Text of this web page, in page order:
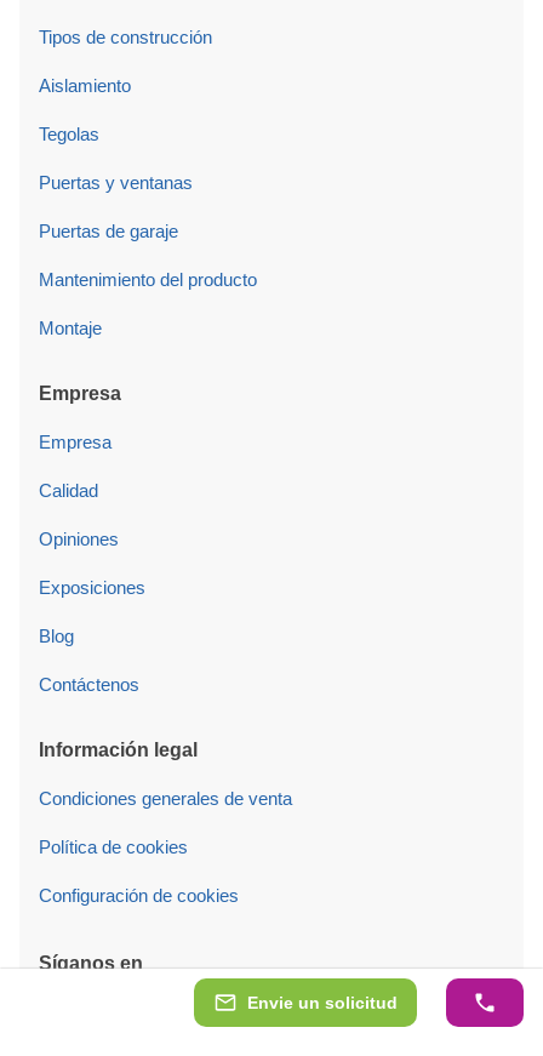
Envie un solicitud
Tipos de construcción
Aislamiento
Tegolas
Puertas y ventanas
Puertas de garaje
Mantenimiento del producto
Montaje
Empresa
Empresa
Calidad
Opiniones
Exposiciones
Blog
Contáctenos
Información legal
Condiciones generales de venta
Política de cookies
Configuración de cookies
Síganos en